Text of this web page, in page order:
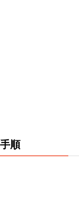
手順